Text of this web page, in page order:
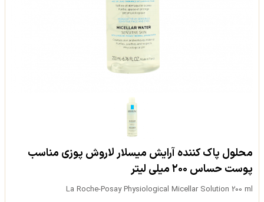
محلول پاک کننده آرایش میسلار لاروش پوزی مناسب
پوست حساس ۲۰۰ میلی لیتر
La Roche-Posay Physiological Micellar Solution 200 ml